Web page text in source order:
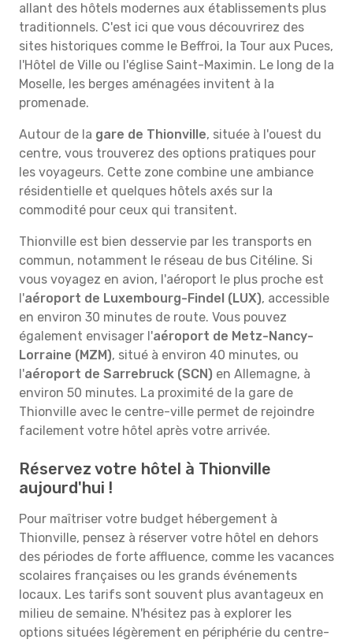
allant des hôtels modernes aux établissements plus
traditionnels. C'est ici que vous découvrirez des
sites historiques comme le Beffroi, la Tour aux Puces,
l'Hôtel de Ville ou l'église Saint-Maximin. Le long de la
Moselle, les berges aménagées invitent à la
promenade.
Autour de la gare de Thionville, située à l'ouest du
centre, vous trouverez des options pratiques pour
les voyageurs. Cette zone combine une ambiance
résidentielle et quelques hôtels axés sur la
commodité pour ceux qui transitent.
Thionville est bien desservie par les transports en
commun, notamment le réseau de bus Citéline. Si
vous voyagez en avion, l'aéroport le plus proche est
l'aéroport de Luxembourg-Findel (LUX), accessible
en environ 30 minutes de route. Vous pouvez
également envisager l'aéroport de Metz-Nancy-
Lorraine (MZM), situé à environ 40 minutes, ou
l'aéroport de Sarrebruck (SCN) en Allemagne, à
environ 50 minutes. La proximité de la gare de
Thionville avec le centre-ville permet de rejoindre
facilement votre hôtel après votre arrivée.
Réservez votre hôtel à Thionville
aujourd'hui !
Pour maîtriser votre budget hébergement à
Thionville, pensez à réserver votre hôtel en dehors
des périodes de forte affluence, comme les vacances
scolaires françaises ou les grands événements
locaux. Les tarifs sont souvent plus avantageux en
milieu de semaine. N'hésitez pas à explorer les
options situées légèrement en périphérie du centre-